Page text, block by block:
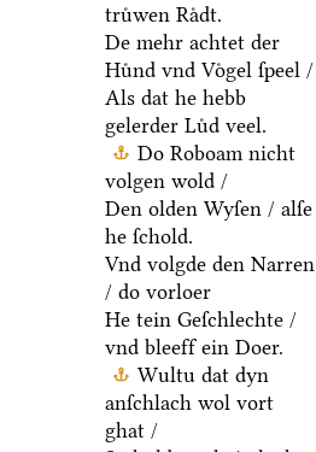
truͤwen Raͤdt.
De mehr achtet der
Huͤnd vnd Voͤgel ſpeel /
Als dat he hebb
gelerder Luͤd veel.
Do Roboam nicht
volgen wold /
Den olden Wyſen / alſe
he ſchold.
Vnd volgde den Narren
/ do vorloer
He tein Geſchlechte /
vnd bleeff ein Doer.
Wultu dat dyn
anſchlach wol vort
ghat /